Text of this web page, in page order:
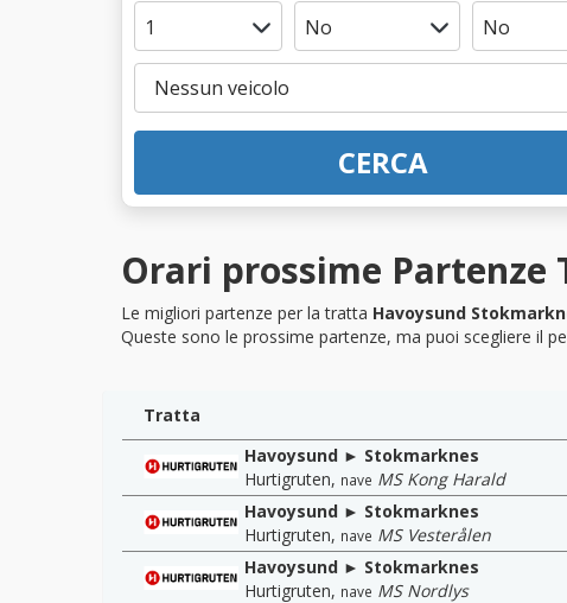
CERCA
Orari prossime
Le migliori partenze per la tratta Havoysund
Queste sono le prossime partenze, ma puoi scegliere il
Tratta
Havoysund ► Stokmarknes
Hurtigruten, nave MS Kong Harald
Havoysund ► Stokmarknes
Hurtigruten, nave MS Vesterålen
Havoysund ► Stokmarknes
Hurtigruten, nave MS Nordlys